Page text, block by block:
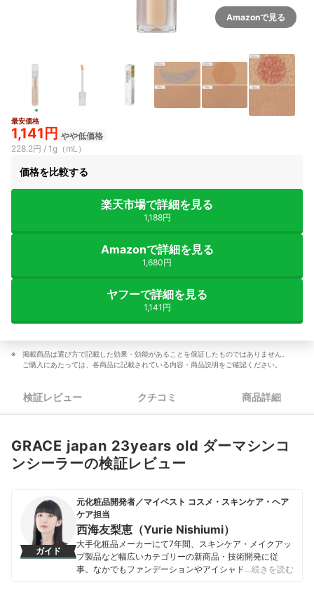
Amazonで見る
最安価格
1,141円 やや低価格
228.2円 / 1g（mL）
価格を比較する
楽天市場で詳細を見る
1,188円
Amazonで詳細を見る
1,680円
ヤフーで詳細を見る
1,141円
掲載商品は選び方で記載した効果・効能があることを保証したものではありません。
ご購入にあたっては、各商品に記載されている内容・商品説明をご確認ください。
検証レビュー クチコミ 商品詳細
GRACE japan 23years old ダーマシンコ
ンシーラーの検証レビュー
ガイド
元化粧品開発者／マイベスト コスメ・スキンケア・ヘア
ケア担当
西海友梨恵（Yurie Nishiumi）
大手化粧品メーカーにて7年間、スキンケア・メイクアッ
プ製品など幅広いカテゴリーの新商品・技術開発に従
事。なかでもファンデーションやアイシャドウ、口紅な
…続きを読む